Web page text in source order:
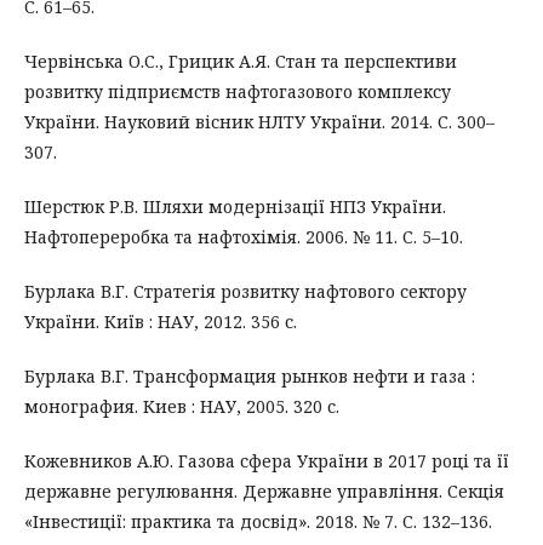
С. 61–65.
Червінська О.С., Грицик А.Я. Стан та перспективи
розвитку підприємств нафтогазового комплексу
України. Науковий вісник НЛТУ України. 2014. С. 300–
307.
Шерстюк Р.В. Шляхи модернізації НПЗ України.
Нафтопереробка та нафтохімія. 2006. № 11. С. 5–10.
Бурлака В.Г. Стратегія розвитку нафтового сектору
України. Київ : НАУ, 2012. 356 с.
Бурлака В.Г. Трансформация рынков нефти и газа :
монография. Киев : НАУ, 2005. 320 с.
Кожевников А.Ю. Газова сфера України в 2017 році та її
державне регулювання. Державне управління. Секція
«Інвестиції: практика та досвід». 2018. № 7. С. 132–136.